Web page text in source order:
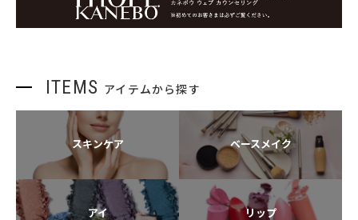
ITEMS アイテムから探す
スキンケア ベースメイク
アイ リップ